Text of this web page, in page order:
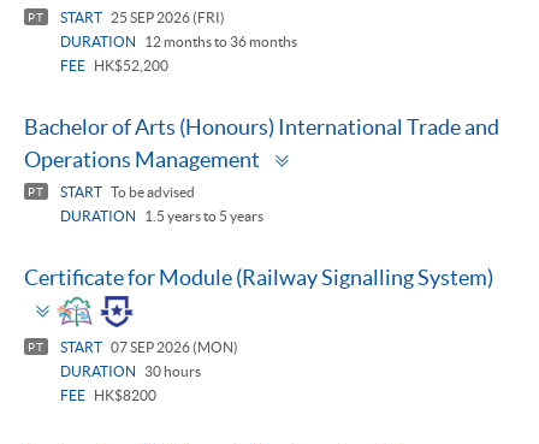
PT START
25 SEP 2026 (FRI)
DURATION
12 months to 36 months
FEE
HK$52,200
Bachelor of Arts (Honours) International Trade and
Operations Management
PT START To be advised
DURATION
1.5 years to 5 years
Certificate for Module (Railway Signalling System)
Toggle
panel
PT START 07 SEP 2026 (MON)
DURATION
30 hours
FEE
HK$8200